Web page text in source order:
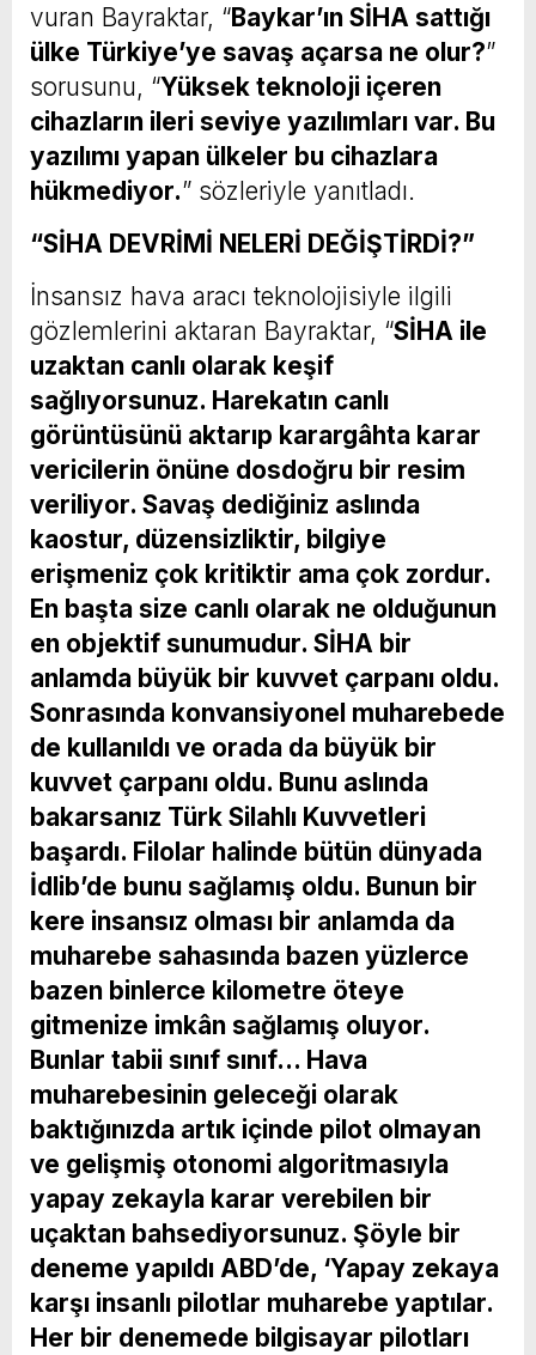
vuran Bayraktar, “Baykar’ın SİHA sattığı
ülke Türkiye’ye savaş açarsa ne olur?”
sorusunu, “Yüksek teknoloji içeren
cihazların ileri seviye yazılımları var. Bu
yazılımı yapan ülkeler bu cihazlara
hükmediyor.” sözleriyle yanıtladı.
“SİHA DEVRİMİ NELERİ DEĞİŞTİRDİ?”
İnsansız hava aracı teknolojisiyle ilgili
gözlemlerini aktaran Bayraktar, “SİHA ile
uzaktan canlı olarak keşif
sağlıyorsunuz. Harekatın canlı
görüntüsünü aktarıp karargâhta karar
vericilerin önüne dosdoğru bir resim
veriliyor. Savaş dediğiniz aslında
kaostur, düzensizliktir, bilgiye
erişmeniz çok kritiktir ama çok zordur.
En başta size canlı olarak ne olduğunun
en objektif sunumudur. SİHA bir
anlamda büyük bir kuvvet çarpanı oldu.
Sonrasında konvansiyonel muharebede
de kullanıldı ve orada da büyük bir
kuvvet çarpanı oldu. Bunu aslında
bakarsanız Türk Silahlı Kuvvetleri
başardı. Filolar halinde bütün dünyada
İdlib’de bunu sağlamış oldu. Bunun bir
kere insansız olması bir anlamda da
muharebe sahasında bazen yüzlerce
bazen binlerce kilometre öteye
gitmenize imkân sağlamış oluyor.
Bunlar tabii sınıf sınıf… Hava
muharebesinin geleceği olarak
baktığınızda artık içinde pilot olmayan
ve gelişmiş otonomi algoritmasıyla
yapay zekayla karar verebilen bir
uçaktan bahsediyorsunuz. Şöyle bir
deneme yapıldı ABD’de, ‘Yapay zekaya
karşı insanlı pilotlar muharebe yaptılar.
Her bir denemede bilgisayar pilotları